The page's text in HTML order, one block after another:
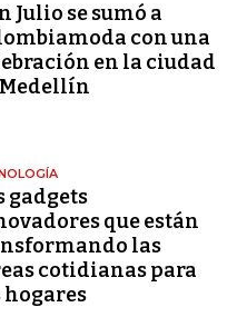
Julio se sumó a
con una
en la ciudad
gadgets
que están
las
cotidianas para
hogares